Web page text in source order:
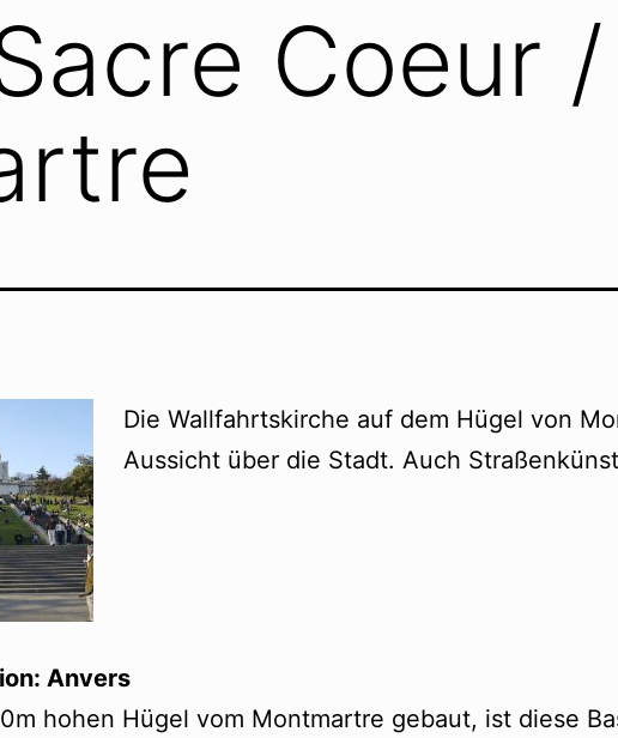
Coeur /
Die Wallfahrtskirche auf dem Hügel von
Aussicht über die Stadt. Auch
Anvers
hohen Hügel vom Montmartre gebaut, ist diese